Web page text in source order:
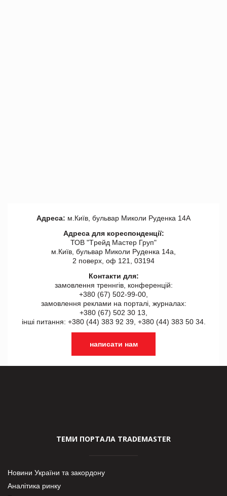
Адреса: м.Київ, бульвар Миколи Руденка 14А
Адреса для кореспонденції:
ТОВ "Tрейд Мастер Груп"
м.Київ, бульвар Миколи Руденка 14а,
2 поверх, оф 121, 03194
Контакти для:
замовлення треннгів, конференцій:
+380 (67) 502-99-00,
замовлення реклами на порталі, журналах:
+380 (67) 502 30 13,
інші питання: +380 (44) 383 92 39, +380 (44) 383 50 34.
написати нам
ТЕМИ ПОРТАЛА TRADEMASTER
Новини України та закордону
Аналітика ринку